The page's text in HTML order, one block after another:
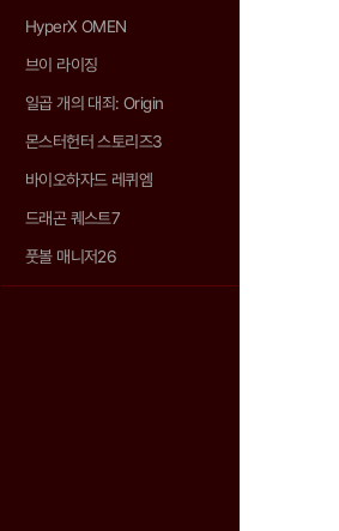
HyperX OMEN
브이 라이징
일곱 개의 대죄: Origin
몬스터헌터 스토리즈3
바이오하자드 레퀴엠
드래곤 퀘스트7
풋볼 매니저26